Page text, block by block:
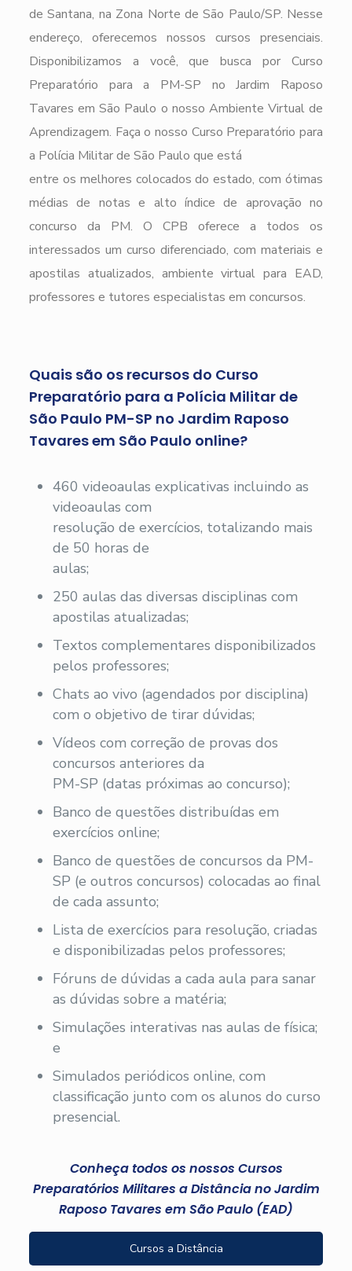
de Santana, na Zona Norte de São Paulo/SP. Nesse
endereço, oferecemos nossos cursos presenciais.
Disponibilizamos a você, que busca por Curso
Preparatório para a PM-SP no Jardim Raposo
Tavares em São Paulo o nosso Ambiente Virtual de
Aprendizagem. Faça o nosso Curso Preparatório para
a Polícia Militar de São Paulo que está
entre os melhores colocados do estado, com ótimas
médias de notas e alto índice de aprovação no
concurso da PM. O CPB oferece a todos os
interessados um curso diferenciado, com materiais e
apostilas atualizados, ambiente virtual para EAD,
professores e tutores especialistas em concursos.
Quais são os recursos do Curso
Preparatório para a Polícia Militar de
São Paulo PM-SP no Jardim Raposo
Tavares em São Paulo online?
460 videoaulas explicativas incluindo as
videoaulas com
resolução de exercícios, totalizando mais
de 50 horas de
aulas;
250 aulas das diversas disciplinas com
apostilas atualizadas;
Textos complementares disponibilizados
pelos professores;
Chats ao vivo (agendados por disciplina)
com o objetivo de tirar dúvidas;
Vídeos com correção de provas dos
concursos anteriores da
PM-SP (datas próximas ao concurso);
Banco de questões distribuídas em
exercícios online;
Banco de questões de concursos da PM-
SP (e outros concursos) colocadas ao final
de cada assunto;
Lista de exercícios para resolução, criadas
e disponibilizadas pelos professores;
Fóruns de dúvidas a cada aula para sanar
as dúvidas sobre a matéria;
Simulações interativas nas aulas de física;
e
Simulados periódicos online, com
classificação junto com os alunos do curso
presencial.
Conheça todos os nossos Cursos
Preparatórios Militares a Distância no Jardim
Raposo Tavares em São Paulo (EAD)
Cursos a Distância